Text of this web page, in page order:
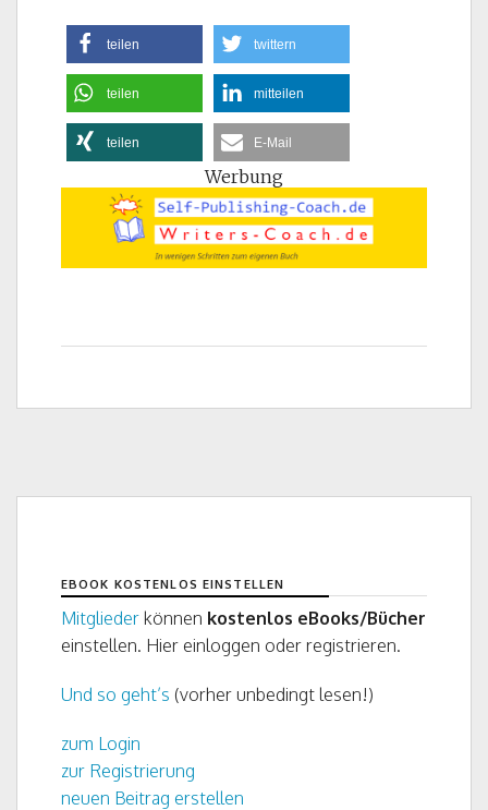
teilen twittern
teilen mitteilen
teilen E-Mail
Werbung
EBOOK KOSTENLOS EINSTELLEN
Mitglieder können kostenlos eBooks/Bücher
einstellen. Hier einloggen oder registrieren.
Und so geht’s (vorher unbedingt lesen!)
zum Login
zur Registrierung
neuen Beitrag erstellen